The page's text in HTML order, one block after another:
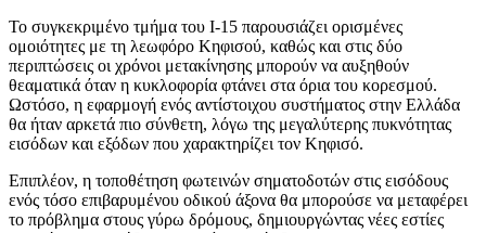
Το συγκεκριμένο τμήμα του I-15 παρουσιάζει ορισμένες
ομοιότητες με τη λεωφόρο Κηφισού, καθώς και στις δύο
περιπτώσεις οι χρόνοι μετακίνησης μπορούν να αυξηθούν
θεαματικά όταν η κυκλοφορία φτάνει στα όρια του κορεσμού.
Ωστόσο, η εφαρμογή ενός αντίστοιχου συστήματος στην Ελλάδα
θα ήταν αρκετά πιο σύνθετη, λόγω της μεγαλύτερης πυκνότητας
εισόδων και εξόδων που χαρακτηρίζει τον Κηφισό.
Επιπλέον, η τοποθέτηση φωτεινών σηματοδοτών στις εισόδους
ενός τόσο επιβαρυμένου οδικού άξονα θα μπορούσε να μεταφέρει
το πρόβλημα στους γύρω δρόμους, δημιουργώντας νέες εστίες